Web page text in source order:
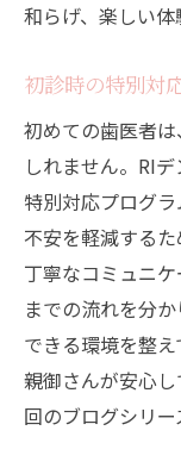
和らげ、楽しい体
初診時の特別対
初めての歯医者
しれません。RI
特別対応プログ
不安を軽減する
丁寧なコミュニ
までの流れを分
できる環境を整
親御さんが安心
回のブログシリー